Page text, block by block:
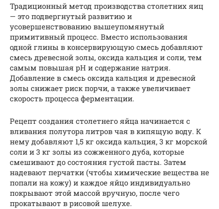
Традиционный метод производства столетних яиц
— это подвергнутый развитию и
усовершенствованию вышеупомянутый
примитивный процесс. Вместо использования
одной глины в консервирующую смесь добавляют
смесь древесной золы, оксида кальция и соли, тем
самым повышая рН и содержание натрия.
Добавление в смесь оксида кальция и древесной
золы снижает риск порчи, а также увеличивает
скорость процесса ферментации.
Рецепт создания столетнего яйца начинается с
вливания полутора литров чая в кипящую воду. К
нему добавляют 1,5 кг оксида кальция, 3 кг морской
соли и 3 кг золы из сожженного дуба, которые
смешивают до состояния густой пасты. Затем
надевают перчатки (чтобы химические вещества не
попали на кожу) и каждое яйцо индивидуально
покрывают этой массой вручную, после чего
прокатывают в рисовой шелухе.